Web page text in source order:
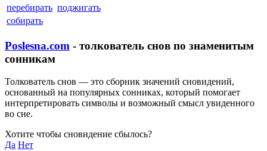
перебирать поджигать
собирать
Poslesna.com - толкователь снов по знаменитым
сонникам
Толкователь снов — это сборник значений сновидений,
основанный на популярных сонниках, который помогает
интерпретировать символы и возможный смысл увиденного
во сне.
Хотите чтобы сновидение сбылось?
Да Нет